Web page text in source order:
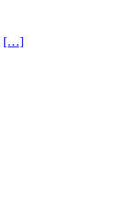
[…]